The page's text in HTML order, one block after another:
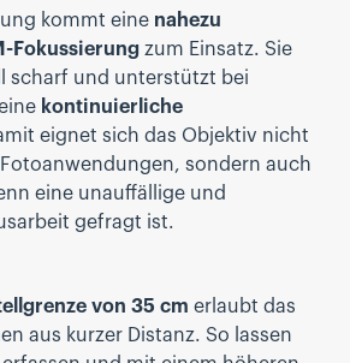
kommt eine nahezu
Fokussierung zum Einsatz. Sie
scharf und unterstützt bei
kontinuierliche
eignet sich das Objektiv nicht
sondern auch
eine unauffällige und
gefragt ist.
von 35 cm erlaubt das
aus kurzer Distanz. So lassen